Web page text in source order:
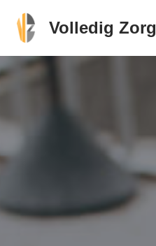
Ga
naar
Volledig Zorg